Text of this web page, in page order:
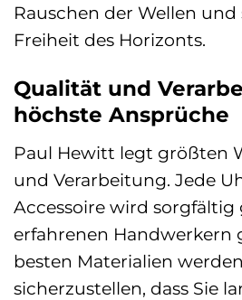
Rauschen der Wellen und
Freiheit des Horizonts.
Qualität und
höchste Ansprüche
Paul Hewitt legt größten
und Verarbeitung. Jede
Accessoire wird
erfahrenen Handwerkern
besten Materialien
sicherzustellen, dass Sie